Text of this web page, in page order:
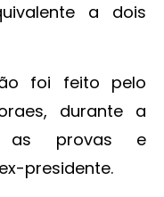
a dois
foi feito pelo
durante a
as provas e
presidente.